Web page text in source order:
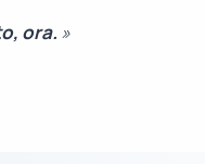
ora. »